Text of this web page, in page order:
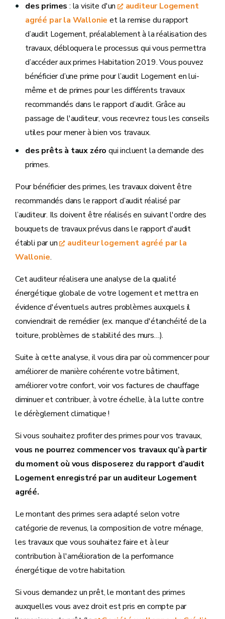
des primes : la visite d'un
auditeur Logement
agréé par la Wallonie et la remise du rapport
d’audit Logement, préalablement à la réalisation des
travaux, débloquera le processus qui vous permettra
d’accéder aux primes Habitation 2019. Vous pouvez
bénéficier d’une prime pour l’audit Logement en lui-
même et de primes pour les différents travaux
recommandés dans le rapport d’audit. Grâce au
passage de l'auditeur, vous recevrez tous les conseils
utiles pour mener à bien vos travaux.
des prêts à taux zéroqui incluent la demande des
primes.
Pour bénéficier des primes, les travaux doivent être
recommandés dans le rapport d’audit réalisé par
l’auditeur. Ils doivent être réalisés en suivant l'ordre des
bouquets de travaux prévus dans le rapport d'audit
établi par un
auditeur logement agréé par la
Wallonie.
Cet auditeur réalisera une analyse de la qualité
énergétique globale de votre logement et mettra en
évidence d'éventuels autres problèmes auxquels il
conviendrait de remédier (ex. manque d'étanchéité de la
toiture, problèmes de stabilité des murs…).
Suite à cette analyse, il vous dira par où commencer pour
améliorer de manière cohérente votre bâtiment,
améliorer votre confort, voir vos factures de chauffage
diminuer et contribuer, à votre échelle, à la lutte contre
le dérèglement climatique !
Si vous souhaitez profiter des primes pour vos travaux,
vous ne pourrez commencer vos travaux qu’à partir
du moment où vous disposerez du rapport d’audit
Logement enregistré par un auditeur Logement
agréé.
Le montant des primes sera adapté selon votre
catégorie de revenus, la composition de votre ménage,
les travaux que vous souhaitez faire et à leur
contribution à l'amélioration de la performance
énergétique de votre habitation.
Si vous demandez un prêt, le montant des primes
auxquelles vous avez droit est pris en compte par